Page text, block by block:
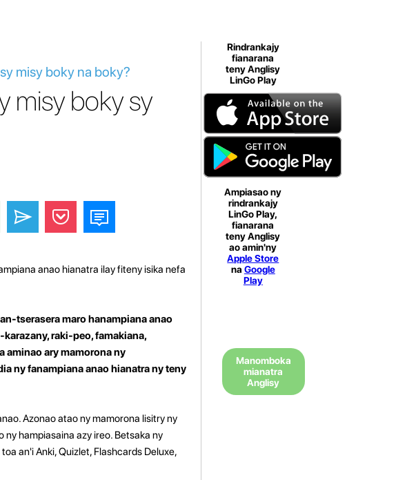
misy boky na boky?
misy boky sy
anao hianatra ilay fiteny isika nefa
tserasera maro hanampiana anao
raki-peo, famakiana,
aminao ary mamorona ny
ny fanampiana anao hianatra ny teny
Azonao atao ny mamorona lisitry ny
hampiasaina azy ireo. Betsaka ny
an'i Anki, Quizlet, Flashcards Deluxe,
Rindrankajy
fianarana
teny Anglisy
LinGo Play
Ampiasao ny
rindrankajy
LinGo Play,
fianarana
teny Anglisy
ao amin'ny
Apple Store
na Google
Play
Manomboka
mianatra
Anglisy